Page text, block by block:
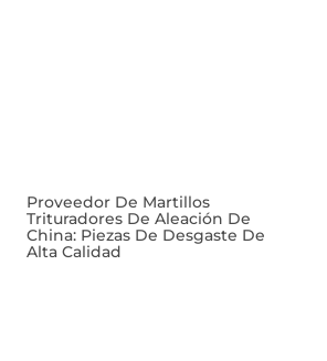
Proveedor De Martillos
Trituradores De Aleación De
China: Piezas De Desgaste De
Alta Calidad